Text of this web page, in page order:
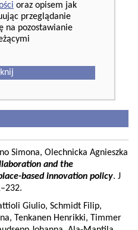
oraz opisem jak
przeglądanie
na pozostawianie
Simona, Olechnicka Agnieszka
and the
based innovation policy. J
Giulio, Schmidt Filip,
Tenkanen Henrikki, Timmer